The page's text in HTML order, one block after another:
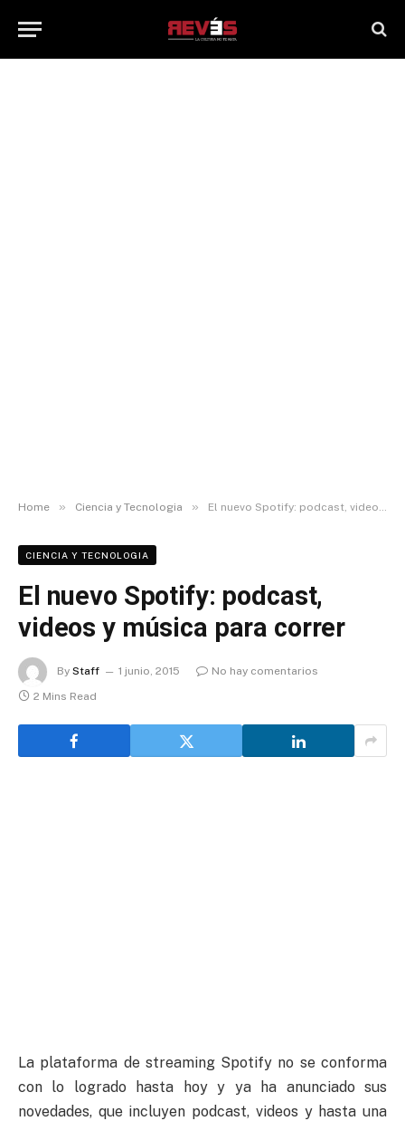
Home » Ciencia y Tecnologia » El nuevo Spotify: podcast, videos y música para correr
CIENCIA Y TECNOLOGIA
El nuevo Spotify: podcast,
videos y música para correr
By Staff 1 junio, 2015
No hay comentarios
2 Mins Read
La plataforma de streaming Spotify no se conforma
con lo logrado hasta hoy y ya ha anunciado sus
novedades, que incluyen podcast, videos y hasta una